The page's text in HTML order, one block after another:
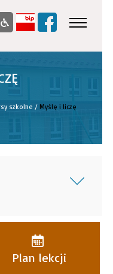
szkolne/Myślę i liczę
Plan lekcji